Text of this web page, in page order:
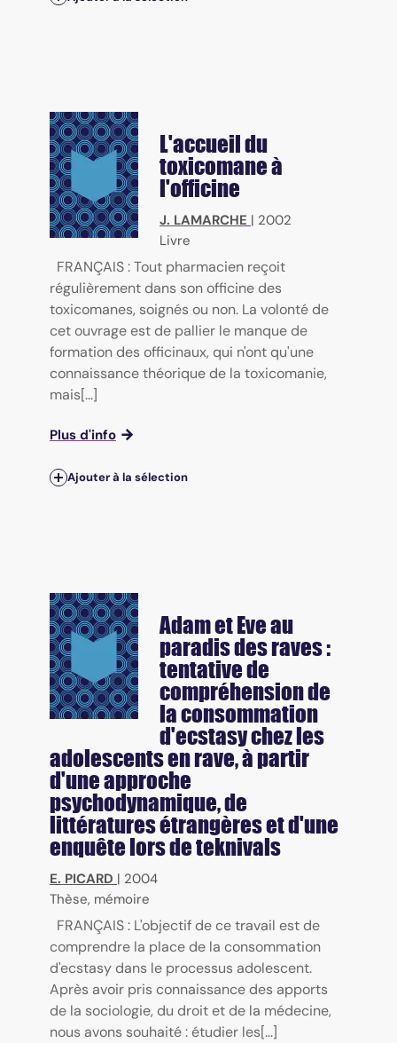
L'accueil du
toxicomane à
l'officine
J. LAMARCHE | 2002
Livre
FRANÇAIS : Tout pharmacien reçoit
régulièrement dans son officine des
toxicomanes, soignés ou non. La volonté de
cet ouvrage est de pallier le manque de
formation des officinaux, qui n'ont qu'une
connaissance théorique de la toxicomanie,
mais[...]
Plus d'info
Ajouter à la sélection
Adam et Eve au
paradis des raves :
tentative de
compréhension de
la consommation
d'ecstasy chez les
adolescents en rave, à partir
d'une approche
psychodynamique, de
littératures étrangères et d'une
enquête lors de teknivals
E. PICARD | 2004
Thèse, mémoire
FRANÇAIS : L'objectif de ce travail est de
comprendre la place de la consommation
d'ecstasy dans le processus adolescent.
Après avoir pris connaissance des apports
de la sociologie, du droit et de la médecine,
nous avons souhaité : étudier les[...]